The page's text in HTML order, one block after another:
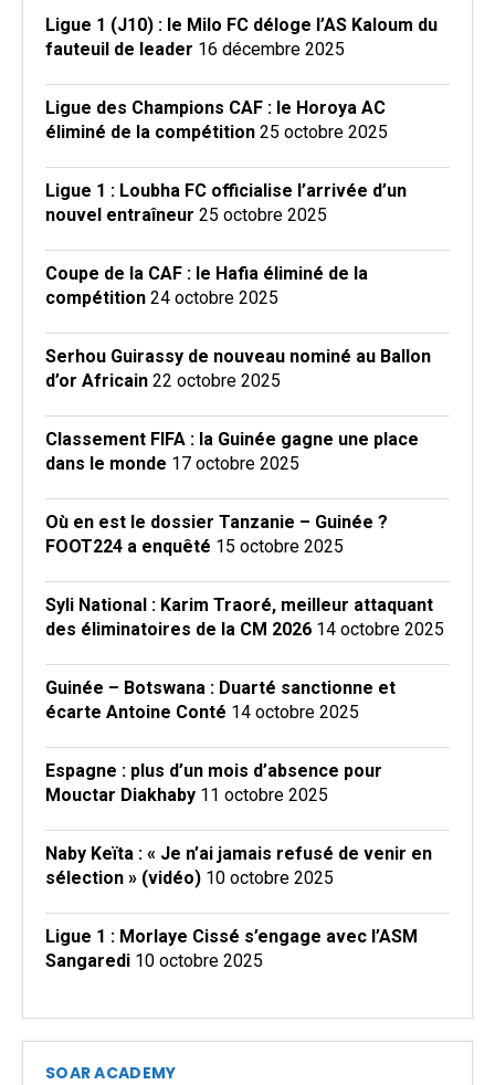
Ligue 1 (J10) : le Milo FC déloge l’AS Kaloum du
fauteuil de leader 16 décembre 2025
Ligue des Champions CAF : le Horoya AC
éliminé de la compétition 25 octobre 2025
Ligue 1 : Loubha FC officialise l’arrivée d’un
nouvel entraîneur 25 octobre 2025
Coupe de la CAF : le Hafia éliminé de la
compétition 24 octobre 2025
Serhou Guirassy de nouveau nominé au Ballon
d’or Africain 22 octobre 2025
Classement FIFA : la Guinée gagne une place
dans le monde 17 octobre 2025
Où en est le dossier Tanzanie – Guinée ?
FOOT224 a enquêté 15 octobre 2025
Syli National : Karim Traoré, meilleur attaquant
des éliminatoires de la CM 2026 14 octobre 2025
Guinée – Botswana : Duarté sanctionne et
écarte Antoine Conté 14 octobre 2025
Espagne : plus d’un mois d’absence pour
Mouctar Diakhaby 11 octobre 2025
Naby Keïta : « Je n’ai jamais refusé de venir en
sélection » (vidéo) 10 octobre 2025
Ligue 1 : Morlaye Cissé s’engage avec l’ASM
Sangaredi 10 octobre 2025
SOAR ACADEMY